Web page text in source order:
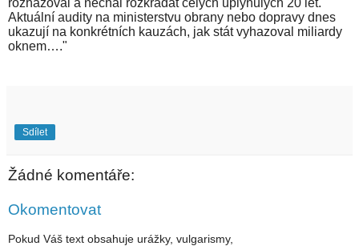
Aktuální audity na ministerstvu obrany nebo dopravy dnes
ukazují na konkrétních kauzách, jak stát vyhazoval miliardy
oknem…."
Sdílet
Žádné komentáře:
Okomentovat
Pokud Váš text obsahuje urážky, vulgarismy,